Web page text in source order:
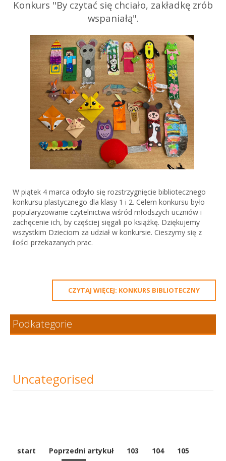
Konkurs "By czytać się chciało, zakładkę zrób
wspaniałą".
W piątek 4 marca odbyło się rozstrzygnięcie bibliotecznego
konkursu plastycznego dla klasy 1 i 2. Celem konkursu było
popularyzowanie czytelnictwa wśród młodszych uczniów i
zachęcenie ich, by częściej sięgali po książkę. Dziękujemy
wszystkim Dzieciom za udział w konkursie. Cieszymy się z
ilości przekazanych prac.
CZYTAJ WIĘCEJ: KONKURS BIBLIOTECZNY
Podkategorie
Uncategorised
start Poprzedni artykuł 103 104 105